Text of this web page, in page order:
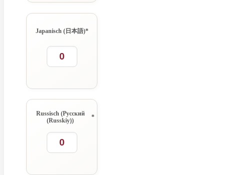
Japanisch (日本語)*
Russisch (Русский
(Russkiy))
*